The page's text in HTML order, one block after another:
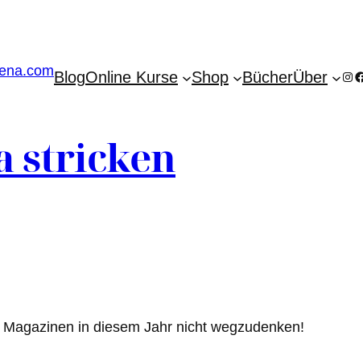
BlogOnline Kurse Shop BücherÜber
stricken
in diesem Jahr nicht wegzudenken!